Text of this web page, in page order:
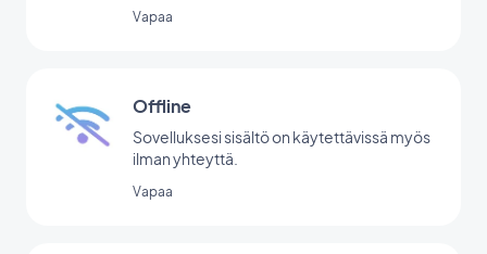
Vapaa
Offline
Sovelluksesi sisältö on käytettävissä myös
ilman yhteyttä.
Vapaa